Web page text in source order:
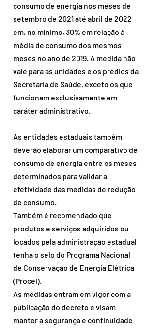
consumo de energia nos meses de
setembro de 2021 até abril de 2022
em, no mínimo, 30% em relação à
média de consumo dos mesmos
meses no ano de 2019. A medida não
vale para as unidades e os prédios da
Secretaria de Saúde, exceto os que
funcionam exclusivamente em
caráter administrativo.
As entidades estaduais também
deverão elaborar um comparativo de
consumo de energia entre os meses
determinados para validar a
efetividade das medidas de redução
de consumo.
Também é recomendado que
produtos e serviços adquiridos ou
locados pela administração estadual
tenha o selo do Programa Nacional
de Conservação de Energia Elétrica
(Procel).
As medidas entram em vigor com a
publicação do decreto e visam
manter a segurança e continuidade